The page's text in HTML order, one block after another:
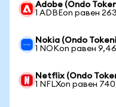
Adobe (Ondo
1 ADBEon равен
Nokia (Ondo
1 NOKon равен
Netflix (Ondo
1 NFLXon равен